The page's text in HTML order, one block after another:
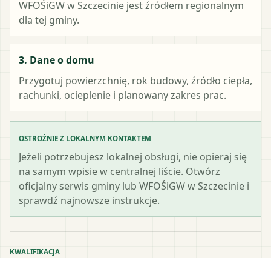
WFOŚiGW w Szczecinie jest źródłem regionalnym
dla tej gminy.
3. Dane o domu
Przygotuj powierzchnię, rok budowy, źródło ciepła,
rachunki, ocieplenie i planowany zakres prac.
OSTROŻNIE Z LOKALNYM KONTAKTEM
Jeżeli potrzebujesz lokalnej obsługi, nie opieraj się
na samym wpisie w centralnej liście. Otwórz
oficjalny serwis gminy lub WFOŚiGW w Szczecinie i
sprawdź najnowsze instrukcje.
KWALIFIKACJA